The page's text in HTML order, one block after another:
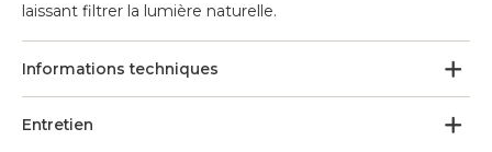
laissant filtrer la lumière naturelle.
Informations techniques
Entretien